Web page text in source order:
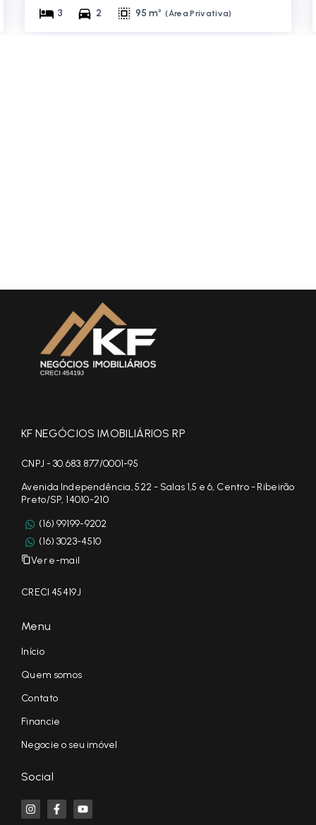
3 2 95 m² (Área Privativa)
KF NEGÓCIOS IMOBILIÁRIOS RP
CNPJ - 30.683.877/0001-95
Avenida Independência, 522 - Salas 1,5 e 6, Centro - Ribeirão
Preto/SP, 14010-210
(16) 99199-9202
(16) 3023-4510
Ver e-mail
CRECI 45419J
Menu
Início
Quem somos
Contato
Financie
Negocie o seu imóvel
Social